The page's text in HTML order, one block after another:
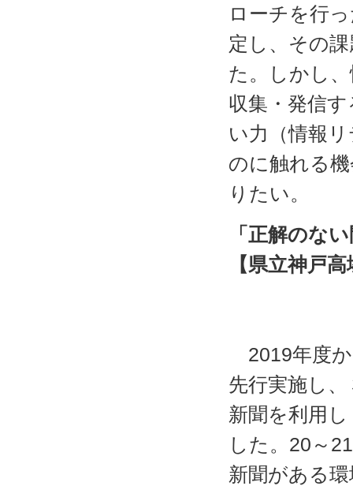
ローチを行
定し、その
た。しかし
収集・発信
い力（情報
のに触れる
りたい。
「正解のな
【県立神戸
2019年度か
先行実施し
新聞を利用
した。20～
新聞がある